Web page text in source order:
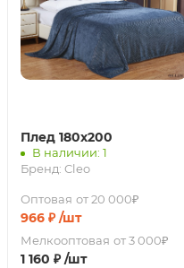
Плед 180х200
В наличии: 1
Бренд: Cleo
Оптовая от 20 000₽
966 ₽ /шт
Мелкооптовая от 3 000₽
1 160 ₽ /шт